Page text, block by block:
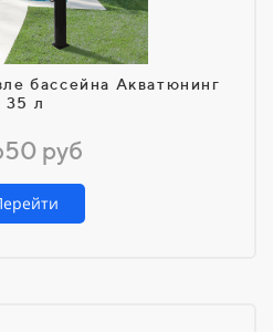
бассейна Акватюнинг
35 л
руб